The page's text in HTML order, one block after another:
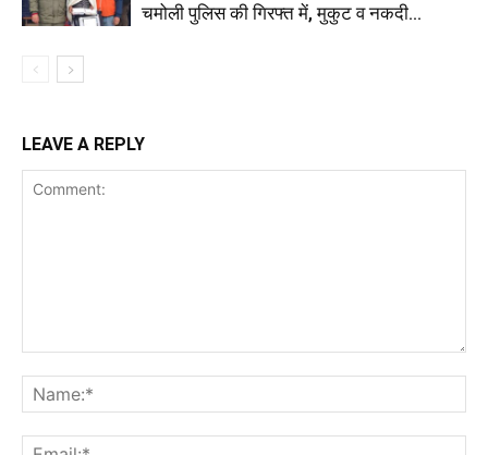
चमोली पुलिस की गिरफ्त में, मुकुट व नकदी...
LEAVE A REPLY